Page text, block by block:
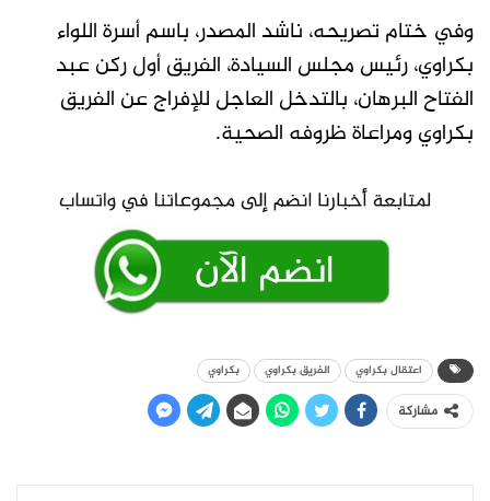
وفي ختام تصريحه، ناشد المصدر، باسم أسرة اللواء
بكراوي، رئيس مجلس السيادة، الفريق أول ركن عبد
الفتاح البرهان، بالتدخل العاجل للإفراج عن الفريق
بكراوي ومراعاة ظروفه الصحية.
اعتقال بكراوي الفريق بكراوي بكراوي
مشاركة